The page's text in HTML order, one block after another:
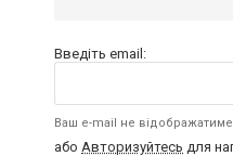
Введіть email:
Ваш e-mail не
або Авторизуйтесь для